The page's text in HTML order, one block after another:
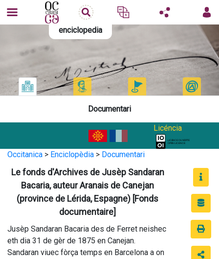
enciclopedia
Documentari
Licéncia
Occitanica > Enciclopèdia > Documentari
Le fonds d'Archives de Jusèp Sandaran
Bacaria, auteur Aranais de Canejan
(province de Lérida, Espagne) [Fonds
documentaire]
Jusèp Sandaran Bacaria des de Ferret neishec
eth dia 31 de gèr de 1875 en Canejan.
Sandaran viuec fòrça temps en Barcelona a on